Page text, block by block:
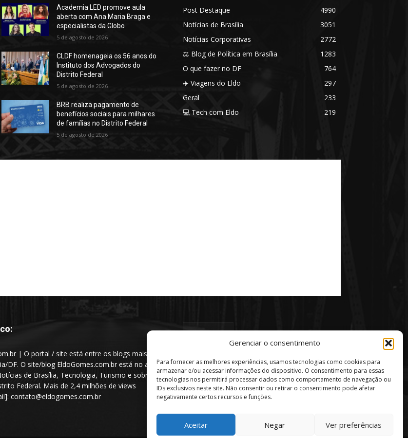
Gerenciar o consentimento
Para fornecer as melhores experiências, usamos tecnologias como cookies para
armazenar e/ou acessar informações do dispositivo. O consentimento para essas
tecnologias nos permitirá processar dados como comportamento de navegação ou
IDs exclusivos neste site. Não consentir ou retirar o consentimento pode afetar
negativamente certos recursos e funções.
Aceitar Negar Ver preferências
Academia LED promove aula
aberta com Ana Maria Braga e
especialistas da Globo
5 de agosto de 2026
CLDF homenageia os 56 anos do
Instituto dos Advogados do
Distrito Federal
5 de agosto de 2026
BRB realiza pagamento de
benefícios sociais para milhares
de famílias no Distrito Federal
5 de agosto de 2026
Post Destaque
4990
Notícias de Brasília
3051
Notícias Corporativas
2772
⚖️ Blog de Política em Brasília
1283
O que fazer no DF
764
✈️ Viagens do Eldo
297
Geral
233
💻 Tech com Eldo
219
| O portal / site está entre os blogs mais
DF. O site/blog EldoGomes.com.br está no ar
de Brasília, Tecnologia, Turismo e sobre a
Federal. Mais de 2,4 milhões de views
contato@eldogomes.com.br